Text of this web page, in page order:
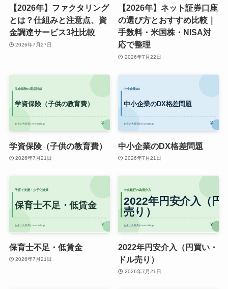
【2026年】ファクタリング
とは？仕組みと注意点、資
金調達サービス3社比較
2026年7月27日
【2026年】ネット証券口座
の選び方とおすすめ比較｜
手数料・米国株・NISA対
応で整理
2026年7月22日
学資保険（子供の教育費）
2026年7月21日
中小企業のDX格差問題
2026年7月21日
保育士不足・低賃金
2026年7月21日
2022年円安介入（円買い・
ドル売り）
2026年7月21日